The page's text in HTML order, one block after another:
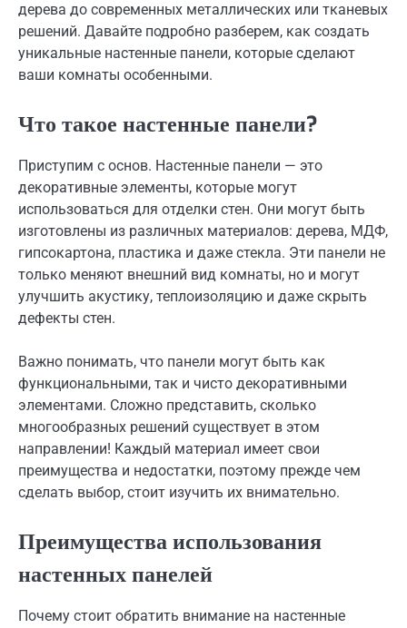
дерева до современных металлических или тканевых
решений. Давайте подробно разберем, как создать
уникальные настенные панели, которые сделают
ваши комнаты особенными.
Что такое настенные панели?
Приступим с основ. Настенные панели — это
декоративные элементы, которые могут
использоваться для отделки стен. Они могут быть
изготовлены из различных материалов: дерева, МДФ,
гипсокартона, пластика и даже стекла. Эти панели не
только меняют внешний вид комнаты, но и могут
улучшить акустику, теплоизоляцию и даже скрыть
дефекты стен.
Важно понимать, что панели могут быть как
функциональными, так и чисто декоративными
элементами. Сложно представить, сколько
многообразных решений существует в этом
направлении! Каждый материал имеет свои
преимущества и недостатки, поэтому прежде чем
сделать выбор, стоит изучить их внимательно.
Преимущества использования
настенных панелей
Почему стоит обратить внимание на настенные